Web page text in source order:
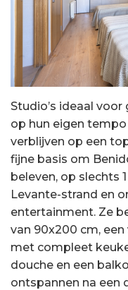
Studio’s ideaal
op hun eigen
verblijven op een
fijne basis om
beleven, op slechts
Levante-strand en
entertainment. Ze
van 90x200 cm,
met compleet
douche en een
ontspannen na een